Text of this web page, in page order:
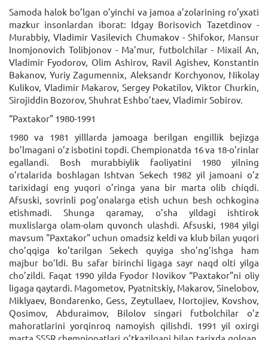
Samoda halok bo’lgan o’yinchi va jamoa a’zolarining ro’yxati
mazkur insonlardan iborat: Idgay Borisovich Tazetdinov -
Murabbiy, Vladimir Vasilevich Chumakov - Shifokor, Mansur
Inomjonovich Tolibjonov - Ma’mur, futbolchilar - Mixail An,
Vladimir Fyodorov, Olim Ashirov, Ravil Agishev, Konstantin
Bakanov, Yuriy Zagumennix, Aleksandr Korchyonov, Nikolay
Kulikov, Vladimir Makarov, Sergey Pokatilov, Viktor Churkin,
Sirojiddin Bozorov, Shuhrat Eshbo’taev, Vladimir Sobirov.
“Paxtakor” 1980-1991
1980 va 1981 yilllarda jamoaga berilgan engillik bejizga
bo’lmagani o’z isbotini topdi. Chempionatda 16 va 18-o’rinlar
egallandi. Bosh murabbiylik faoliyatini 1980 yilning
o’rtalarida boshlagan Ishtvan Sekech 1982 yil jamoani o’z
tarixidagi eng yuqori o’ringa yana bir marta olib chiqdi.
Afsuski, sovrinli pog’onalarga etish uchun besh ochkogina
etishmadi. Shunga qaramay, o’sha yildagi ishtirok
muxlislarga olam-olam quvonch ulashdi. Afsuski, 1984 yilgi
mavsum "Paxtakor" uchun omadsiz keldi va klub bilan yuqori
cho’qqiga ko’tarilgan Sekech quyiga sho’ng’ishga ham
majbur bo’ldi. Bu safar birinchi ligaga sayr naqd olti yilga
cho’zildi. Faqat 1990 yilda Fyodor Novikov “Paxtakor”ni oliy
ligaga qaytardi. Magometov, Pyatnitskiy, Makarov, Sinelobov,
Miklyaev, Bondarenko, Gess, Zeytullaev, Nortojiev, Kovshov,
Qosimov, Abduraimov, Bilolov singari futbolchilar o’z
mahoratlarini yorqinroq namoyish qilishdi. 1991 yil oxirgi